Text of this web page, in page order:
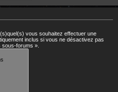
vous souhaitez effectuer une
inclus si vous ne désactivez pas
sous-forums ».